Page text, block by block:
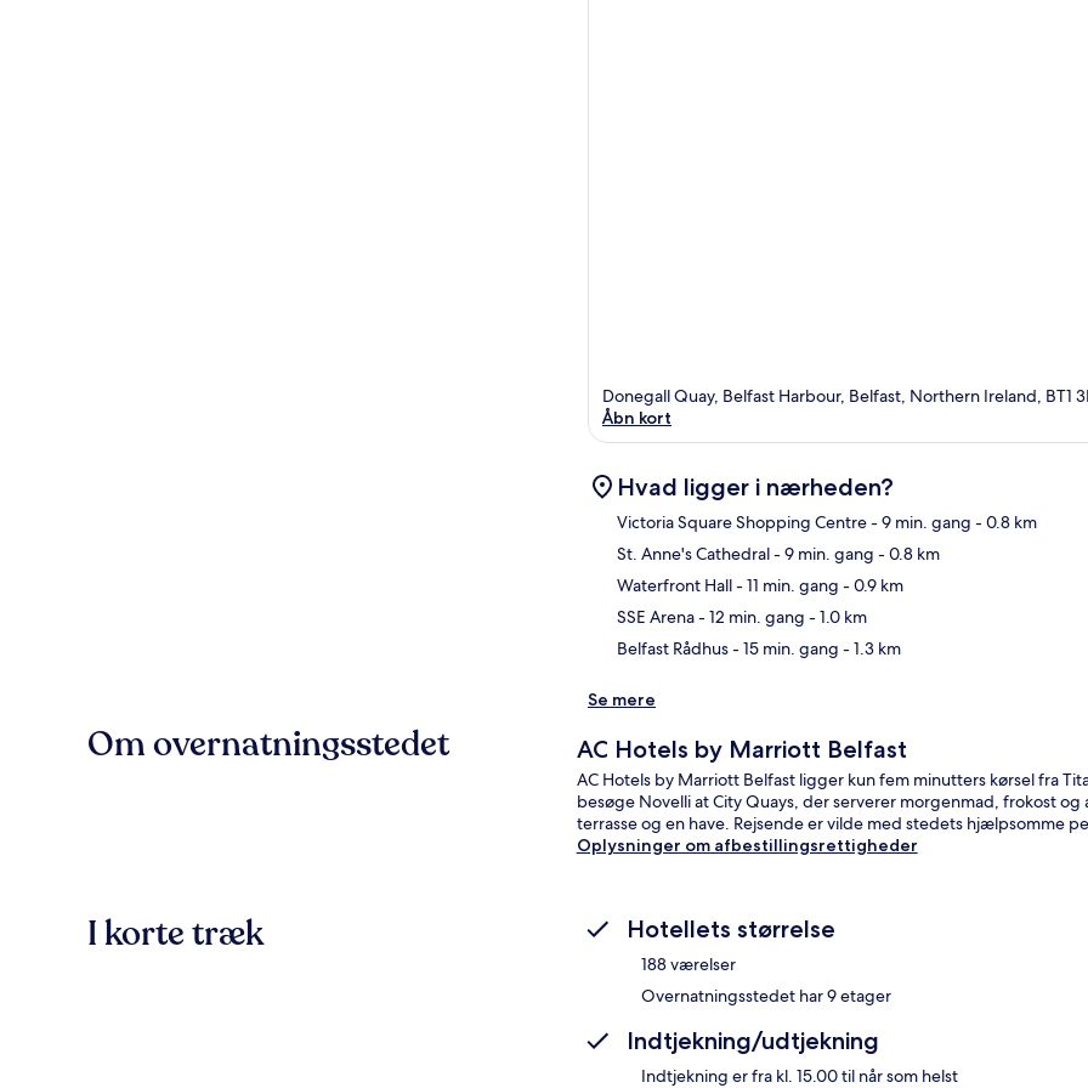
Donegall Quay, Belfast Harbour, Belfast, Northern Ireland, BT1
Åbn kort
Hvad ligger i nærheden?
Victoria Square Shopping Centre- 9 min. gang - 0.8 km
St. Anne's Cathedral- 9 min. gang - 0.8 km
Waterfront Hall- 11 min. gang - 0.9 km
SSE Arena- 12 min. gang - 1.0 km
Belfast Rådhus- 15 min. gang - 1.3 km
Se mere
Om overnatningsstedet AC Hotels by Marriott Belfast
AC Hotels by Marriott Belfast ligger kun fem minutters kørsel fra
besøge Novelli at City Quays, der serverer morgenmad, frokost
terrasse og en have. Rejsende er vilde med stedets hjælpsomme
Oplysninger om afbestillingsrettigheder
I korte træk Hotellets størrelse
188 værelser
Overnatningsstedet har 9 etager
Indtjekning/udtjekning
Indtjekning er fra kl. 15.00 til når som helst